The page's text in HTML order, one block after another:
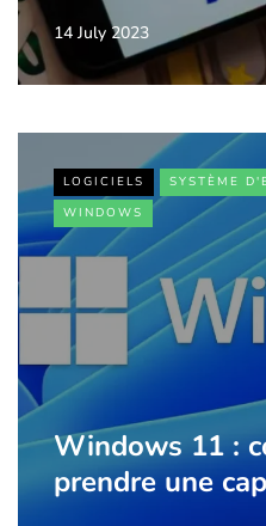
14 July 2023
LOGICIELS
SYSTÈME
WINDOWS
Windows 11 :
prendre une